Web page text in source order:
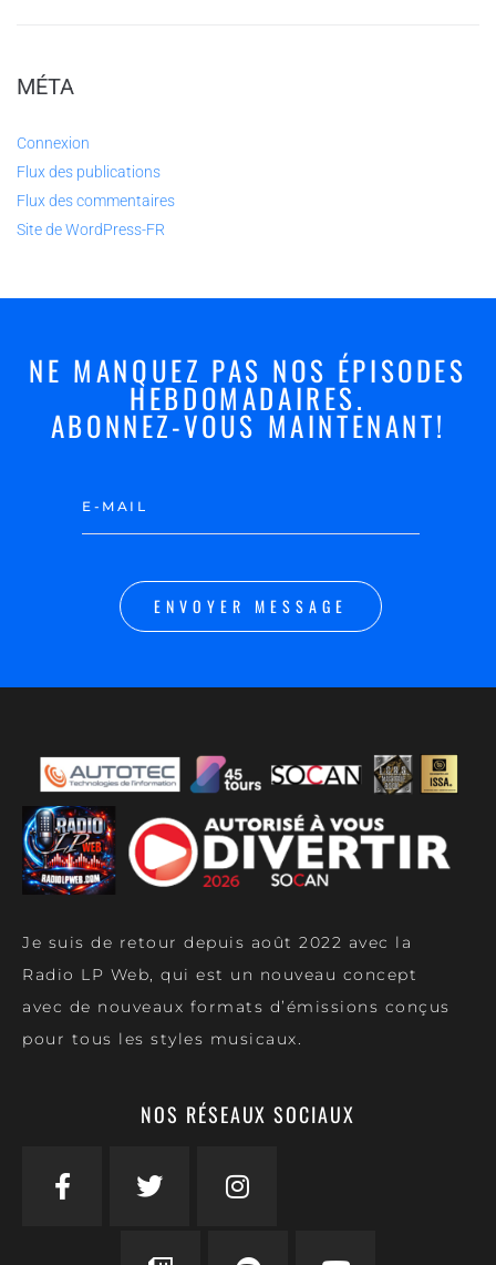
MÉTA
Connexion
Flux des publications
Flux des commentaires
Site de WordPress-FR
NE MANQUEZ PAS NOS ÉPISODES
HEBDOMADAIRES.
ABONNEZ-VOUS MAINTENANT!
ENVOYER MESSAGE
Je suis de retour depuis août 2022 avec la
Radio LP Web, qui est un nouveau concept
avec de nouveaux formats d’émissions conçus
pour tous les styles musicaux.
NOS RÉSEAUX SOCIAUX